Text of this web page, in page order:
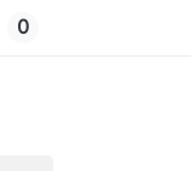
0